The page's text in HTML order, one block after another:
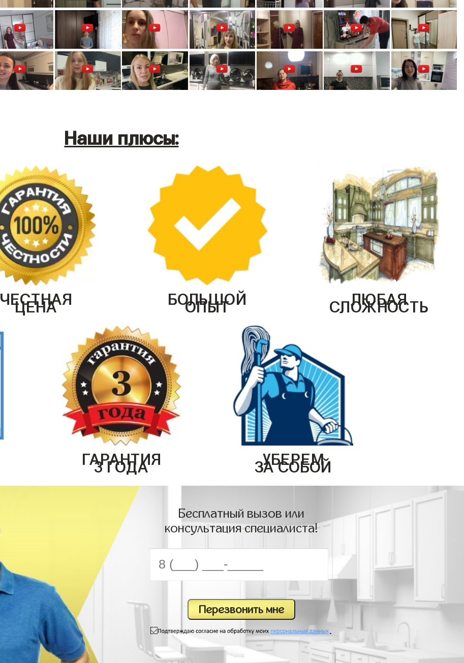
Наши плюсы:
ЧЕСТНАЯ
ЦЕНА БОЛЬШОЙ
ОПЫТ ЛЮБАЯ
СЛОЖНОСТЬ
ГАРАНТИЯ
3 ГОДА УБЕРЕМ
ЗА СОБОЙ
Бесплатный вызов или
консультация специалиста!
.